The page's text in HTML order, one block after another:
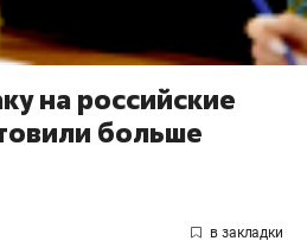
на российские
больше